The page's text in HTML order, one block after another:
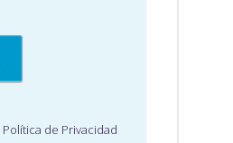
Política de Privacidad